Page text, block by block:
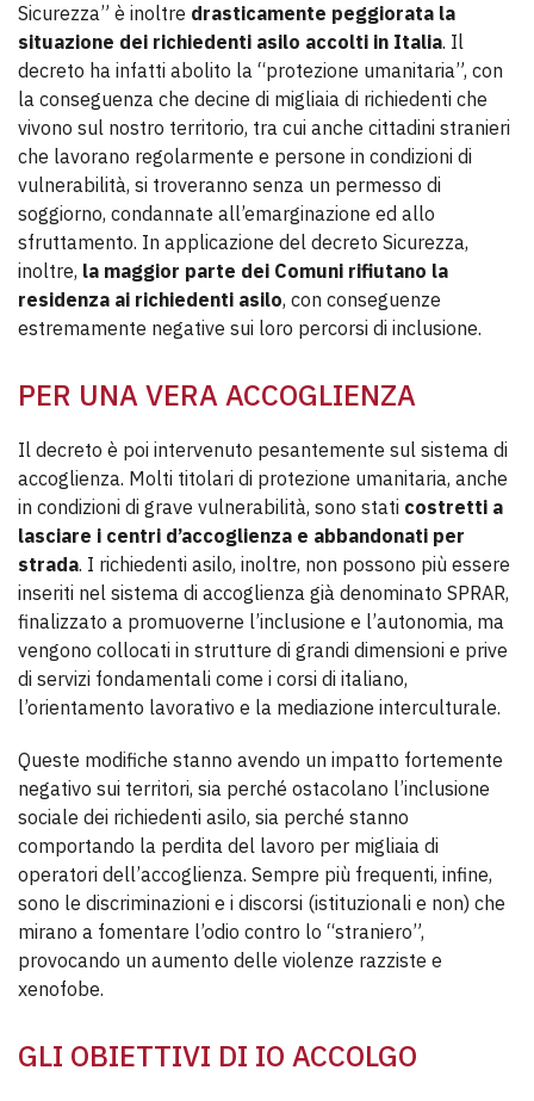
Sicurezza” è inoltre drasticamente peggiorata la
situazione dei richiedenti asilo accolti in Italia. Il
decreto ha infatti abolito la “protezione umanitaria”, con
la conseguenza che decine di migliaia di richiedenti che
vivono sul nostro territorio, tra cui anche cittadini stranieri
che lavorano regolarmente e persone in condizioni di
vulnerabilità, si troveranno senza un permesso di
soggiorno, condannate all’emarginazione ed allo
sfruttamento. In applicazione del decreto Sicurezza,
inoltre, la maggior parte dei Comuni rifiutano la
residenza ai richiedenti asilo, con conseguenze
estremamente negative sui loro percorsi di inclusione.
PER UNA VERA ACCOGLIENZA
Il decreto è poi intervenuto pesantemente sul sistema di
accoglienza. Molti titolari di protezione umanitaria, anche
in condizioni di grave vulnerabilità, sono stati costretti a
lasciare i centri d’accoglienza e abbandonati per
strada. I richiedenti asilo, inoltre, non possono più essere
inseriti nel sistema di accoglienza già denominato SPRAR,
finalizzato a promuoverne l’inclusione e l’autonomia, ma
vengono collocati in strutture di grandi dimensioni e prive
di servizi fondamentali come i corsi di italiano,
l’orientamento lavorativo e la mediazione interculturale.
Queste modifiche stanno avendo un impatto fortemente
negativo sui territori, sia perché ostacolano l’inclusione
sociale dei richiedenti asilo, sia perché stanno
comportando la perdita del lavoro per migliaia di
operatori dell’accoglienza. Sempre più frequenti, infine,
sono le discriminazioni e i discorsi (istituzionali e non) che
mirano a fomentare l’odio contro lo “straniero”,
provocando un aumento delle violenze razziste e
xenofobe.
GLI OBIETTIVI DI IO ACCOLGO